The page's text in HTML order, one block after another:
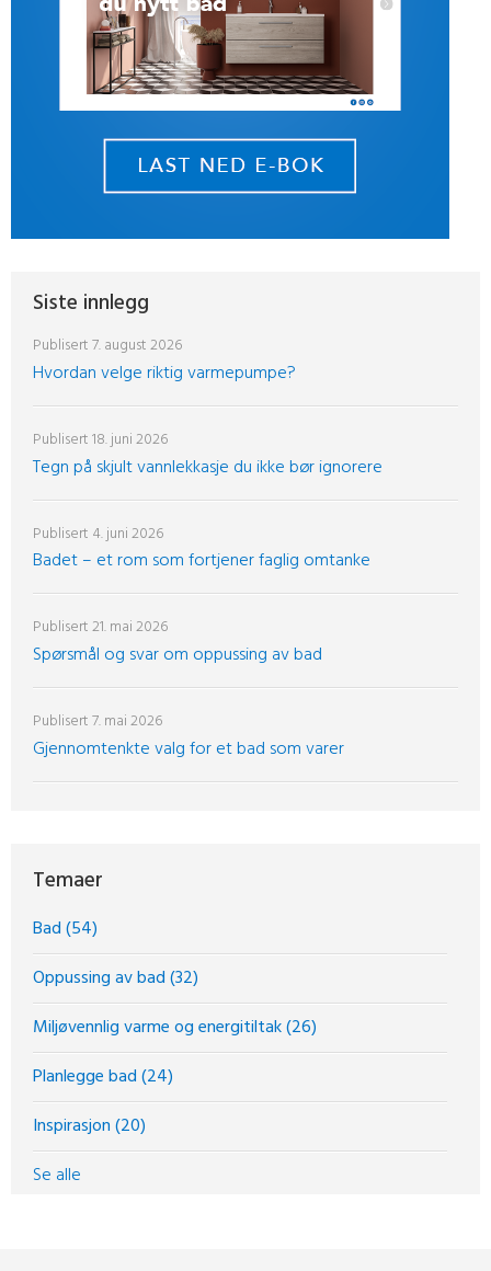
Siste innlegg
Hvordan velge riktig varmepumpe?
Publisert7. august 2026
Tegn på skjult vannlekkasje du ikke bør ignorere
Publisert18. juni 2026
Badet – et rom som fortjener faglig omtanke
Publisert 4. juni 2026
Spørsmål og svar om oppussing av bad
Publisert21. mai 2026
Gjennomtenkte valg for et bad som varer
Publisert7. mai 2026
Temaer
Bad(54)
Oppussing av bad(32)
Miljøvennlig varme og energitiltak(26)
Planlegge bad(24)
Inspirasjon(20)
Se alle